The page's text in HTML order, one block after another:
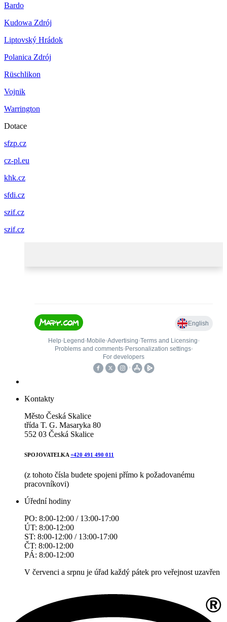
Bardo
Kudowa Zdrój
Liptovský Hrádok
Polanica Zdrój
Rüschlikon
Vojnik
Warrington
Dotace
sfzp.cz
cz-pl.eu
khk.cz
sfdi.cz
szif.cz
szif.cz
Kontakty
Město Česká Skalice
třída T. G. Masaryka 80
552 03 Česká Skalice
SPOJOVATELKA +420 491 490 011
(z tohoto čísla budete spojeni přímo k požadovanému
pracovníkovi)
Úřední hodiny
PO: 8:00-12:00 / 13:00-17:00
ÚT: 8:00-12:00
ST: 8:00-12:00 / 13:00-17:00
ČT: 8:00-12:00
PÁ: 8:00-12:00
V červenci a srpnu je úřad každý pátek pro veřejnost uzavřen